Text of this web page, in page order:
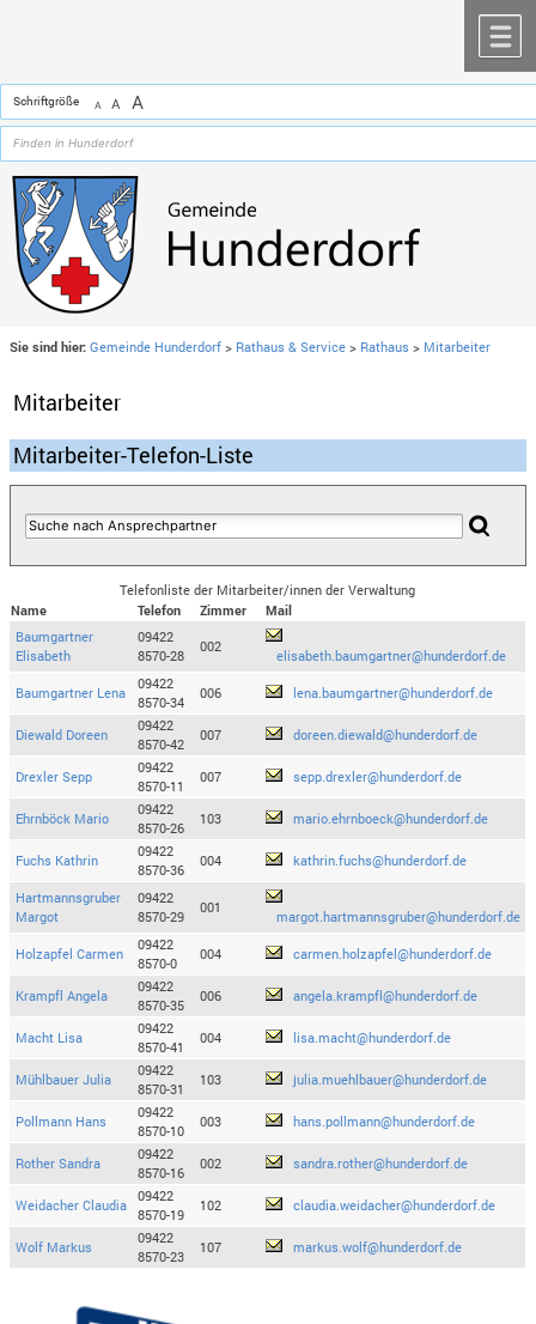
Schriftgröße A A A
Sie sind hier: Gemeinde Hunderdorf > Rathaus & Service > Rathaus > Mitarbeiter
Mitarbeiter
Mitarbeiter-Telefon-Liste
Telefonliste der Mitarbeiter/innen der Verwaltung
Name
Telefon Zimmer
Mail
Baumgartner
Elisabeth
09422
8570-28
002
elisabeth.baumgartner@hunderdorf.de
Baumgartner Lena
09422
8570-34
006 lena.baumgartner@hunderdorf.de
Diewald Doreen
09422
8570-42
007 doreen.diewald@hunderdorf.de
Drexler Sepp
09422
8570-11
007 sepp.drexler@hunderdorf.de
Ehrnböck Mario
09422
8570-26
103 mario.ehrnboeck@hunderdorf.de
Fuchs Kathrin
09422
8570-36
004 kathrin.fuchs@hunderdorf.de
Hartmannsgruber
Margot
09422
8570-29
001
margot.hartmannsgruber@hunderdorf.de
Holzapfel Carmen
09422
8570-0
004 carmen.holzapfel@hunderdorf.de
Krampfl Angela
09422
8570-35
006 angela.krampfl@hunderdorf.de
Macht Lisa
09422
8570-41
004 lisa.macht@hunderdorf.de
Mühlbauer Julia
09422
8570-31
103 julia.muehlbauer@hunderdorf.de
Pollmann Hans
09422
8570-10
003 hans.pollmann@hunderdorf.de
Rother Sandra
09422
8570-16
002 sandra.rother@hunderdorf.de
Weidacher Claudia
09422
8570-19
102 claudia.weidacher@hunderdorf.de
Wolf Markus
09422
8570-23
107 markus.wolf@hunderdorf.de